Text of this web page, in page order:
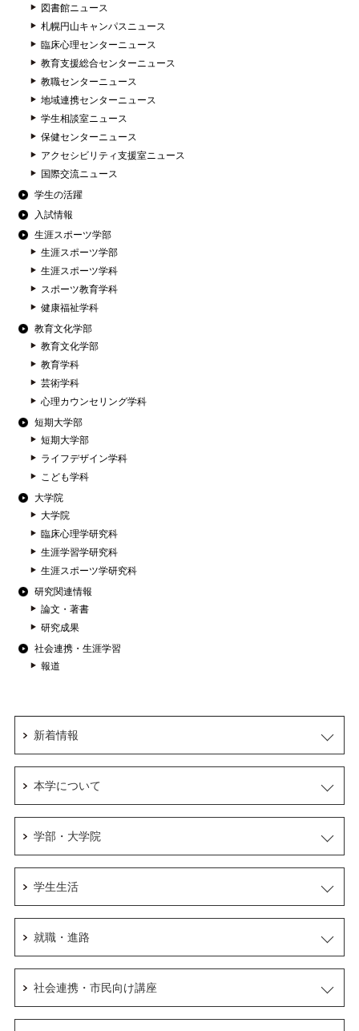
図書館ニュース
札幌円山キャンパスニュース
臨床心理センターニュース
教育支援総合センターニュース
教職センターニュース
地域連携センターニュース
学生相談室ニュース
保健センターニュース
アクセシビリティ支援室ニュース
国際交流ニュース
学生の活躍
入試情報
生涯スポーツ学部
生涯スポーツ学部
生涯スポーツ学科
スポーツ教育学科
健康福祉学科
教育文化学部
教育文化学部
教育学科
芸術学科
心理カウンセリング学科
短期大学部
短期大学部
ライフデザイン学科
こども学科
大学院
大学院
臨床心理学研究科
生涯学習学研究科
生涯スポーツ学研究科
研究関連情報
論文・著書
研究成果
社会連携・生涯学習
報道
新着情報
本学について
学部・大学院
学生生活
就職・進路
社会連携・市民向け講座